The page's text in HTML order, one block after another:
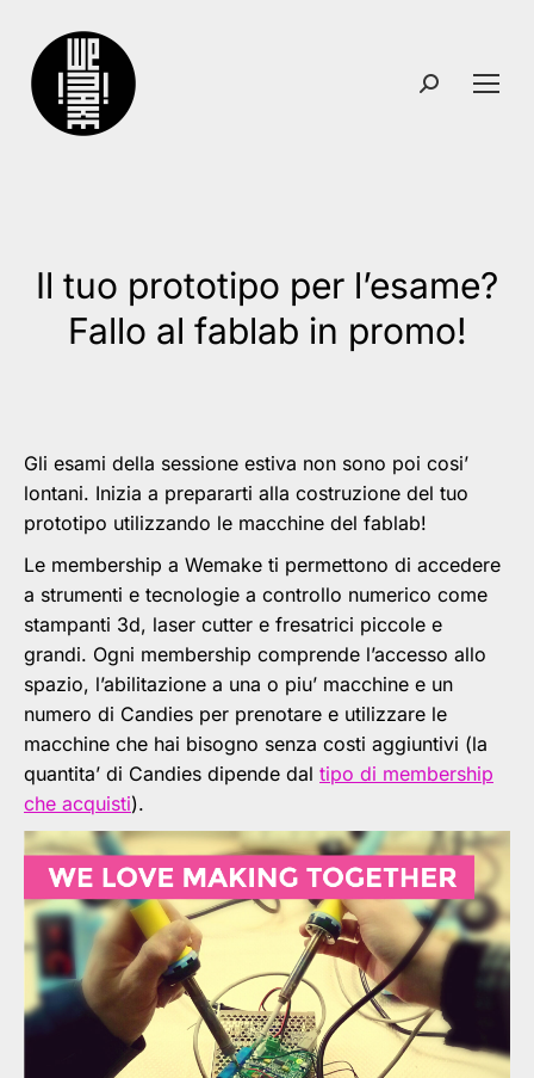
Search:
Il tuo prototipo per l’esame?
Fallo al fablab in promo!
You are here:
Gli esami della sessione estiva non sono poi cosi’
lontani. Inizia a prepararti alla costruzione del tuo
prototipo utilizzando le macchine del fablab!
Le membership a Wemake ti permettono di accedere
a strumenti e tecnologie a controllo numerico come
stampanti 3d, laser cutter e fresatrici piccole e
grandi. Ogni membership comprende l’accesso allo
spazio, l’abilitazione a una o piu’ macchine e un
numero di Candies per prenotare e utilizzare le
macchine che hai bisogno senza costi aggiuntivi (la
quantita’ di Candies dipende dal tipo di membership
che acquisti).